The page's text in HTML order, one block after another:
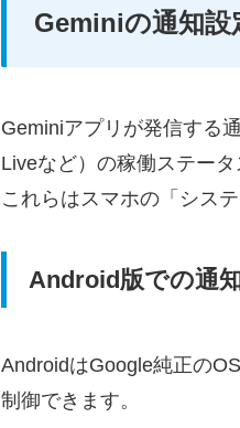
Geminiの通知設
Geminiアプリが発信する
Liveなど）の稼働ステー
これらはスマホの「シス
Android版での通
AndroidはGoogle純正の
制御できます。